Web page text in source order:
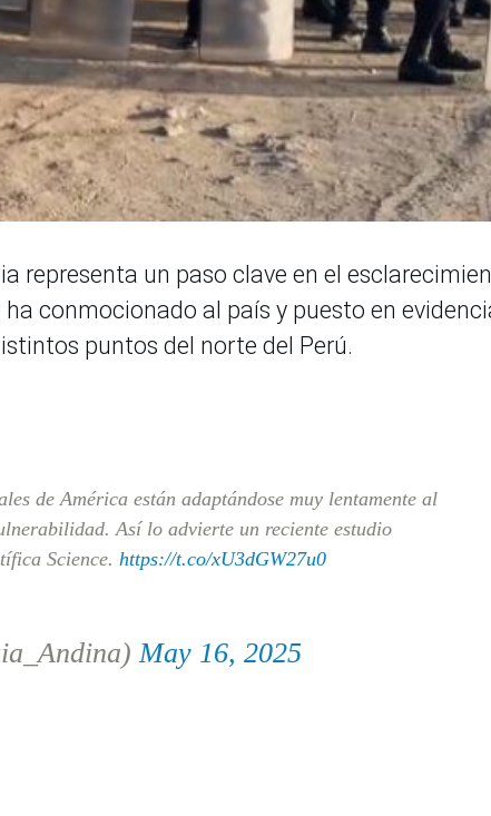
representa un paso clave en el
conmocionado al país y puesto en
puntos del norte del Perú.
de América están adaptándose muy lentamente al
Así lo advierte un reciente estudio
Science. https://t.co/xU3dGW27u0
May 16, 2025